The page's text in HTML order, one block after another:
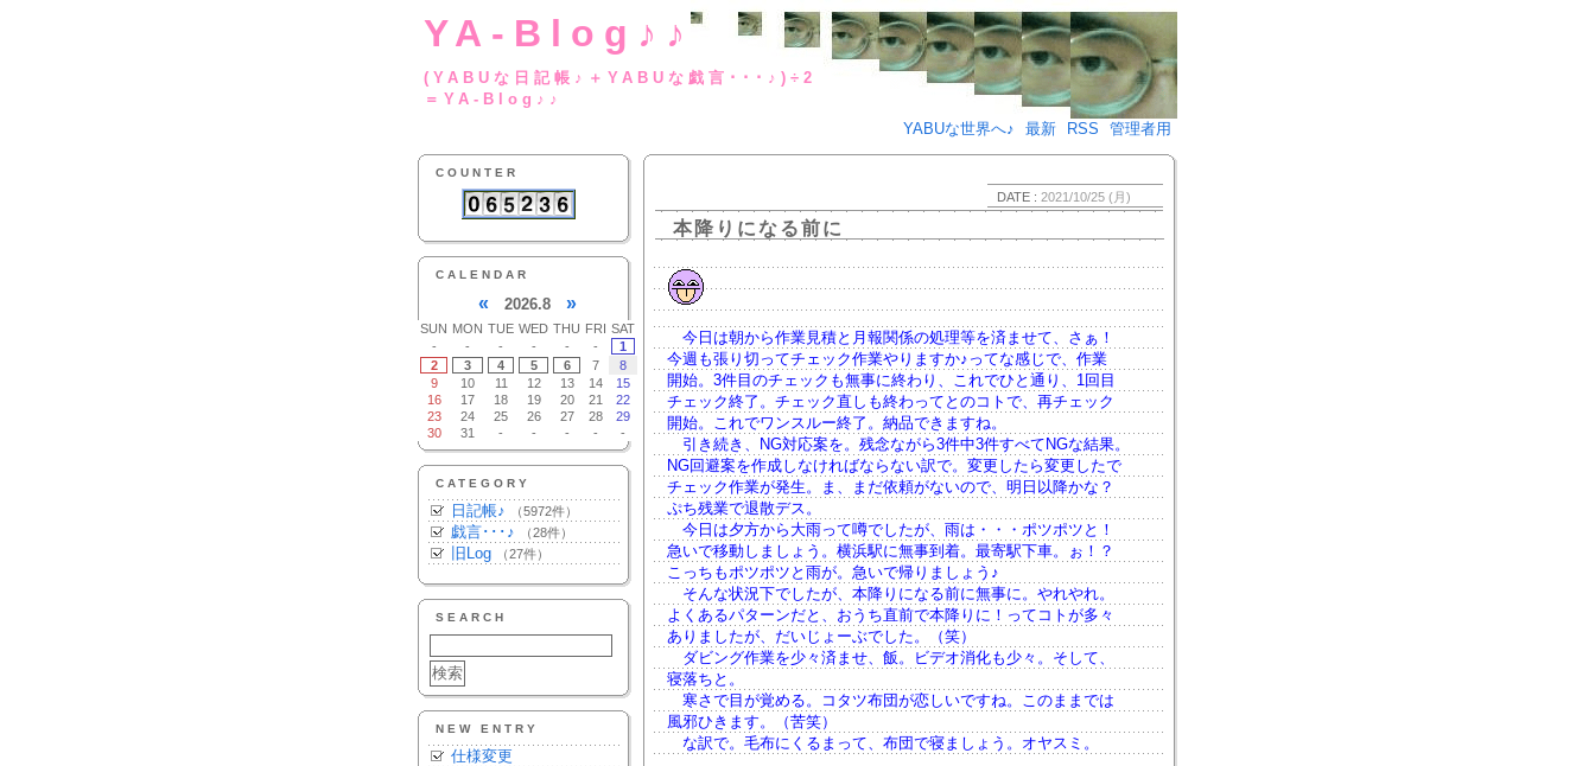
YA-Blog♪♪
(YABUな日記帳♪＋YABUな戯言･･･♪)÷2
＝YA-Blog♪♪
YABUな世界へ♪
最新 RSS 管理者用
COUNTER
CALENDAR
« 2026.8 »
SUN MON TUE WED THU FRI SAT
-
- - - - -
1
2
3 4 5 6 7
8
9
10 11 12 13 14
15
16
17 18 19 20 21
22
23
24 25 26 27 28
29
30
31 - - - - -
CATEGORY
日記帳♪ （5972件）
戯言･･･♪ （28件）
旧Log （27件）
SEARCH
NEW ENTRY
仕様変更
DATE : 2021/10/25 (月)
本降りになる前に
今日は朝から作業見積と月報関係の処理等を済ませて、さぁ！
今週も張り切ってチェック作業やりますか♪ってな感じで、作業
開始。3件目のチェックも無事に終わり、これでひと通り、1回目
チェック終了。チェック直しも終わってとのコトで、再チェック
開始。これでワンスルー終了。納品できますね。
引き続き、NG対応案を。残念ながら3件中3件すべてNGな結果。
NG回避案を作成しなければならない訳で。変更したら変更したで
チェック作業が発生。ま、まだ依頼がないので、明日以降かな？
ぷち残業で退散デス。
今日は夕方から大雨って噂でしたが、雨は・・・ポツポツと！
急いで移動しましょう。横浜駅に無事到着。最寄駅下車。ぉ！？
こっちもポツポツと雨が。急いで帰りましょう♪
そんな状況下でしたが、本降りになる前に無事に。やれやれ。
よくあるパターンだと、おうち直前で本降りに！ってコトが多々
ありましたが、だいじょーぶでした。（笑）
ダビング作業を少々済ませ、飯。ビデオ消化も少々。そして、
寝落ちと。
寒さで目が覚める。コタツ布団が恋しいですね。このままでは
風邪ひきます。（苦笑）
な訳で。毛布にくるまって、布団で寝ましょう。オヤスミ。